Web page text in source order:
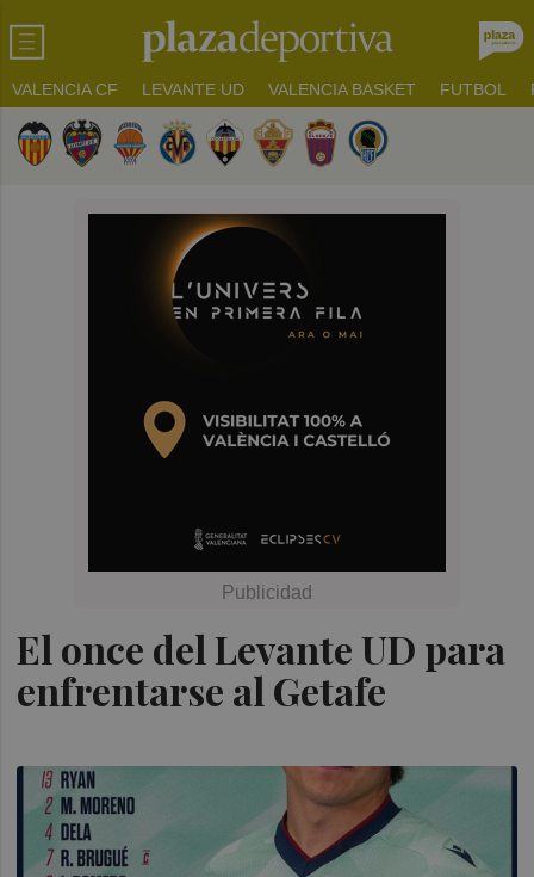
VALENCIA CF LEVANTE UD VALENCIA BASKET FUTBOL
El once del Levante UD para
enfrentarse al Getafe